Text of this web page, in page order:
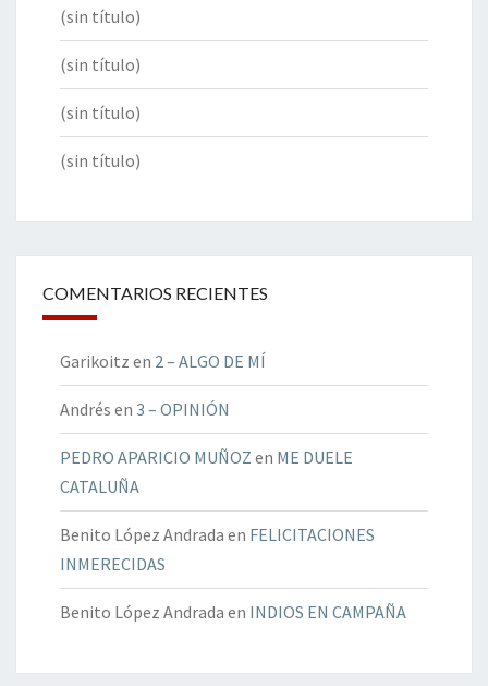
(sin título)
(sin título)
(sin título)
(sin título)
COMENTARIOS RECIENTES
Garikoitz en 2 – ALGO DE MÍ
Andrés en 3 – OPINIÓN
PEDRO APARICIO MUÑOZ en ME DUELE
CATALUÑA
Benito López Andrada en FELICITACIONES
INMERECIDAS
Benito López Andrada en INDIOS EN CAMPAÑA